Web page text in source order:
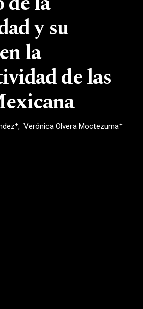
y su
la
de las
+ Verónica Olvera Moctezuma+